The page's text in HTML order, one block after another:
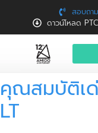
สอบถา
ดาวน์โหลด
คุณสมบัติเ
LT